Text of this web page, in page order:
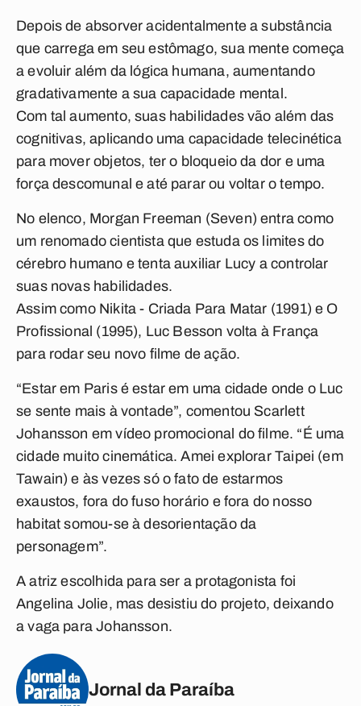
Depois de absorver acidentalmente a substância
que carrega em seu estômago, sua mente começa
a evoluir além da lógica humana, aumentando
gradativamente a sua capacidade mental.
Com tal aumento, suas habilidades vão além das
cognitivas, aplicando uma capacidade telecinética
para mover objetos, ter o bloqueio da dor e uma
força descomunal e até parar ou voltar o tempo.
No elenco, Morgan Freeman (Seven) entra como
um renomado cientista que estuda os limites do
cérebro humano e tenta auxiliar Lucy a controlar
suas novas habilidades.
Assim como Nikita - Criada Para Matar (1991) e O
Profissional (1995), Luc Besson volta à França
para rodar seu novo filme de ação.
“Estar em Paris é estar em uma cidade onde o Luc
se sente mais à vontade”, comentou Scarlett
Johansson em vídeo promocional do filme. “É uma
cidade muito cinemática. Amei explorar Taipei (em
Tawain) e às vezes só o fato de estarmos
exaustos, fora do fuso horário e fora do nosso
habitat somou-se à desorientação da
personagem”.
A atriz escolhida para ser a protagonista foi
Angelina Jolie, mas desistiu do projeto, deixando
a vaga para Johansson.
Jornal da Paraíba